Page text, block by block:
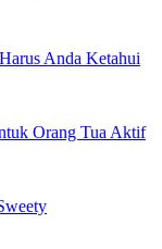
Anda Ketahui
Orang Tua Aktif